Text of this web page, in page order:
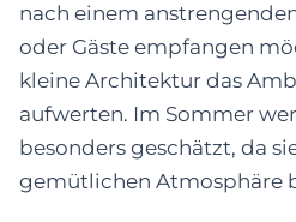
nach einem
oder Gäste empfangen
kleine Architektur das
aufwerten. Im Sommer
besonders geschätzt, da
gemütlichen Atmosphäre